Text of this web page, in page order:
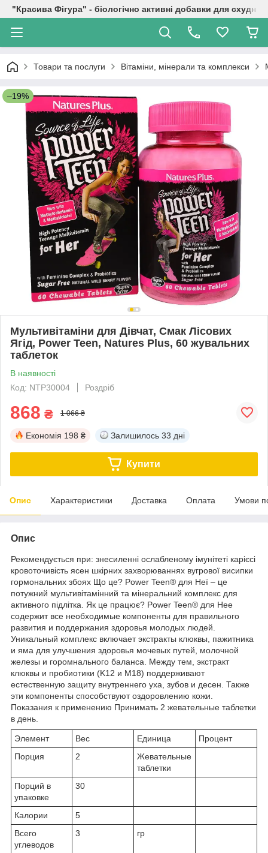
"Красива Фігура" - біологічно активні добавки для
Товари та послуги Вітаміни, мінерали та комплекси
–19%
Мультивітаміни для Дівчат, Смак Лісових
Ягід, Power Teen, Natures Plus, 60 жувальних
таблеток
В наявності
Код: NTP30004
Роздріб
868 ₴ 1 066 ₴
Економія 198 ₴ Залишилось 33 дні
Купити
Опис Характеристики Доставка Оплата Умови
Опис
Рекомендується при: знесиленні ослабленому імунітеті карієсі
кровоточивість ясен шкірних захворюваннях вугрової висипки
гормональних збоях Що це? Power Teen® для Неї – це
потужний мультивітамінний та мінеральний комплекс для
активного підлітка. Як це працює? Power Teen® для Нее
содержит все необходимые компоненты для правильного
развития и поддержания здоровья молодых людей.
Уникальный комплекс включает экстракты клюквы, пажитника
и яма для улучшения здоровья мочевых путей, молочной
железы и горомнального баланса. Между тем, экстракт
клюквы и пробиотики (K12 и M18) поддерживают
естественную защиту внутреннего уха, зубов и десен. Также
эти компоненты способствуют оздоровлению кожи.
Показания к применению Принимать 2 жевательные таблетки
в день.
Элемент Вес Единица
Процент
Порция
2
Жевательные
таблетки
Порций в
упаковке
30
Калории
5
Всего
углеводов
3 гр